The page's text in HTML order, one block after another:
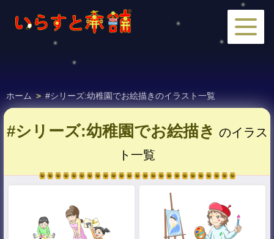
ホーム > #シリーズ:幼稚園でお絵描きのイラスト一覧
#シリーズ:幼稚園でお絵描き のイラス
ト一覧